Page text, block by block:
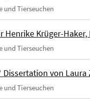
und Tierseuchen
Henrike Krüger-Haker,
und Tierseuchen
Dissertation von Laura
und Tierseuchen